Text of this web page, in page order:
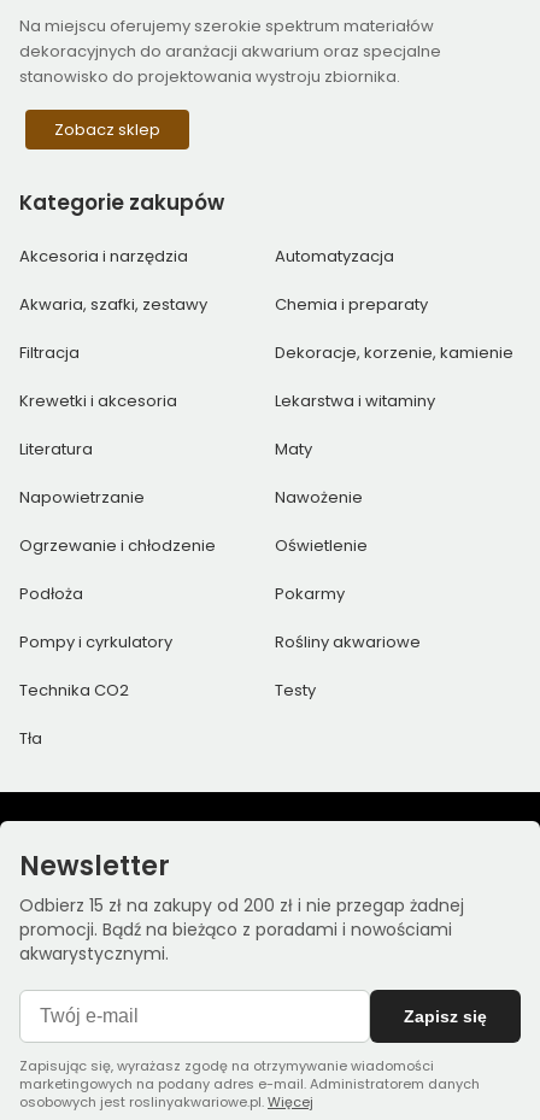
Na miejscu oferujemy szerokie spektrum materiałów
dekoracyjnych do aranżacji akwarium oraz specjalne
stanowisko do projektowania wystroju zbiornika.
Zobacz sklep
Kategorie zakupów
Akcesoria i narzędzia Automatyzacja
Akwaria, szafki, zestawy Chemia i preparaty
Filtracja Dekoracje, korzenie, kamienie
Krewetki i akcesoria Lekarstwa i witaminy
Literatura Maty
Napowietrzanie Nawożenie
Ogrzewanie i chłodzenie Oświetlenie
Podłoża Pokarmy
Pompy i cyrkulatory Rośliny akwariowe
Technika CO2 Testy
Tła
Newsletter
Odbierz 15 zł na zakupy od 200 zł i nie przegap żadnej
promocji. Bądź na bieżąco z poradami i nowościami
akwarystycznymi.
Zapisz się
Zapisując się, wyrażasz zgodę na otrzymywanie wiadomości
marketingowych na podany adres e-mail. Administratorem danych
osobowych jest roslinyakwariowe.pl.Więcej